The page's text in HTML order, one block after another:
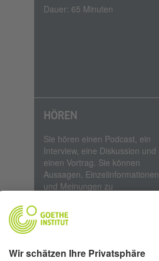
Dauer: 65 Minuten
HÖREN
Sie hören einen Podcast, ein
Interview, eine Diskussion und
einen Vortrag. Sie können
Aussagen, Einzelinformationen
und Meinungen zu
erfassen.